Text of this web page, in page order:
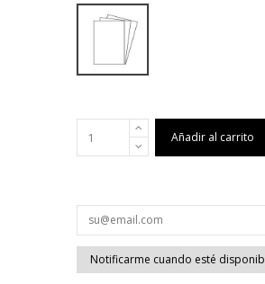
Peso: 3,5/4 Kg. | Cantidad de
Añadir al carrito